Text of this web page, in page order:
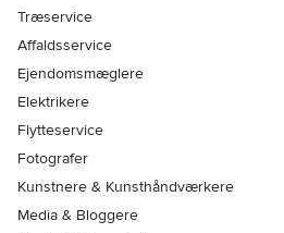
Træservice
Affaldsservice
Ejendomsmæglere
Elektrikere
Flytteservice
Fotografer
Kunstnere & Kunsthåndværkere
Media & Bloggere